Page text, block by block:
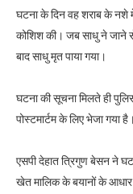
घटना के दिन वह शराब के नशे
कोशिश की। जब साधु ने जाने
बाद साधु मृत पाया गया।
घटना की सूचना मिलते ही
पोस्टमार्टम के लिए भेजा गया है।
एसपी देहात त्रिगुण बेसन ने
खेत मालिक के बयानों के आधार